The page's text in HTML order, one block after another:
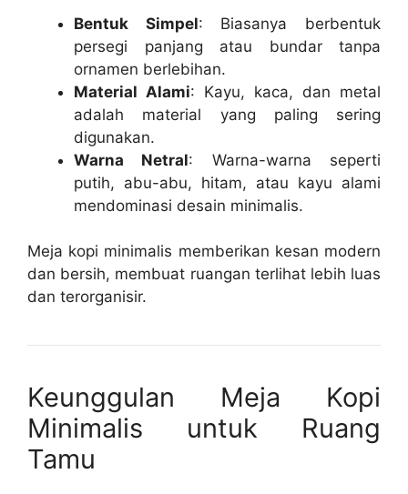
Bentuk Simpel: Biasanya berbentuk
persegi panjang atau bundar tanpa
ornamen berlebihan.
Material Alami: Kayu, kaca, dan metal
adalah material yang paling sering
digunakan.
Warna Netral: Warna-warna seperti
putih, abu-abu, hitam, atau kayu alami
mendominasi desain minimalis.
Meja kopi minimalis memberikan kesan modern
dan bersih, membuat ruangan terlihat lebih luas
dan terorganisir.
Keunggulan Meja Kopi
Minimalis untuk Ruang
Tamu